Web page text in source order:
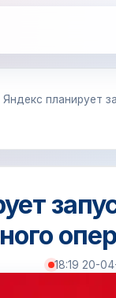
Яндекс планирует
18:19 20-